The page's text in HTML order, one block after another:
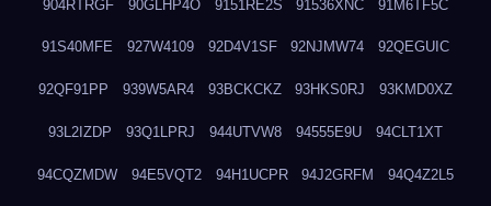
904RTRGF 90GLHP4O 9151RE2S 91536XNC 91M6TF5C
91S40MFE 927W4109 92D4V1SF 92NJMW74 92QEGUIC
92QF91PP 939W5AR4 93BCKCKZ 93HKS0RJ 93KMD0XZ
93L2IZDP 93Q1LPRJ 944UTVW8 94555E9U 94CLT1XT
94CQZMDW 94E5VQT2 94H1UCPR 94J2GRFM 94Q4Z2L5